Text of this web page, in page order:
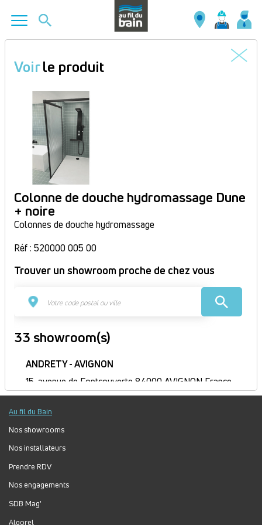
contenu
principal
Voirle produit
Colonne de douche hydromassage Dune
+ noire
Colonnes de douche hydromassage
Réf : 520000 005 00
Trouver un showroom proche de chez vous
33 showroom(s)
ANDRETY - AVIGNON
15, avenue de Fontcouverte 84000 AVIGNON France
Itinéraire
Fermé
Jour
Plage
horaire
Lundi :
Mardi :
Jeudi :
Vendredi : 8h30-12h, 13h30-17h
Samedi :
Au fil du Bain
Nos showrooms
Nos installateurs
Prendre RDV
Nos engagements
SDB Mag'
Algorel